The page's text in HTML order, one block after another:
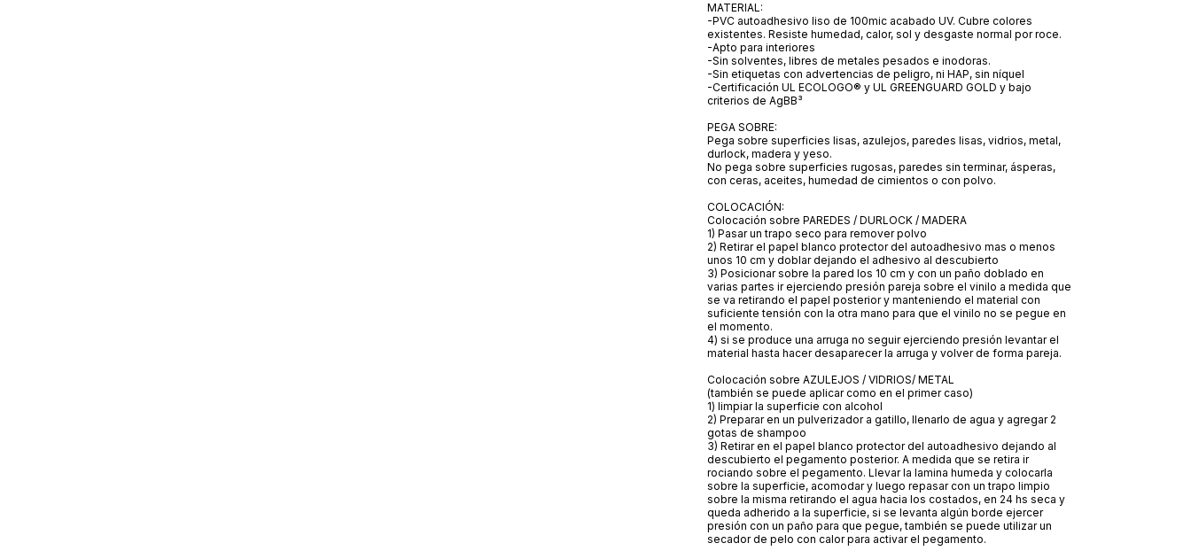
MATERIAL:
-PVC autoadhesivo liso de 100mic acabado UV. Cubre colores
existentes. Resiste humedad, calor, sol y desgaste normal por roce.
-Apto para interiores
-Sin solventes, libres de metales pesados e inodoras.
-Sin etiquetas con advertencias de peligro, ni HAP, sin níquel
-Certificación UL ECOLOGO® y UL GREENGUARD GOLD y bajo
criterios de AgBB³
PEGA SOBRE:
Pega sobre superficies lisas, azulejos, paredes lisas, vidrios, metal,
durlock, madera y yeso.
No pega sobre superficies rugosas, paredes sin terminar, ásperas,
con ceras, aceites, humedad de cimientos o con polvo.
COLOCACIÓN:
Colocación sobre PAREDES / DURLOCK / MADERA
1) Pasar un trapo seco para remover polvo
2) Retirar el papel blanco protector del autoadhesivo mas o menos
unos 10 cm y doblar dejando el adhesivo al descubierto
3) Posicionar sobre la pared los 10 cm y con un paño doblado en
varias partes ir ejerciendo presión pareja sobre el vinilo a medida que
se va retirando el papel posterior y manteniendo el material con
suficiente tensión con la otra mano para que el vinilo no se pegue en
el momento.
4) si se produce una arruga no seguir ejerciendo presión levantar el
material hasta hacer desaparecer la arruga y volver de forma pareja.
Colocación sobre AZULEJOS / VIDRIOS/ METAL
(también se puede aplicar como en el primer caso)
1) limpiar la superficie con alcohol
2) Preparar en un pulverizador a gatillo, llenarlo de agua y agregar 2
gotas de shampoo
3) Retirar en el papel blanco protector del autoadhesivo dejando al
descubierto el pegamento posterior. A medida que se retira ir
rociando sobre el pegamento. Llevar la lamina humeda y colocarla
sobre la superficie, acomodar y luego repasar con un trapo limpio
sobre la misma retirando el agua hacia los costados, en 24 hs seca y
queda adherido a la superficie, si se levanta algún borde ejercer
presión con un paño para que pegue, también se puede utilizar un
secador de pelo con calor para activar el pegamento.